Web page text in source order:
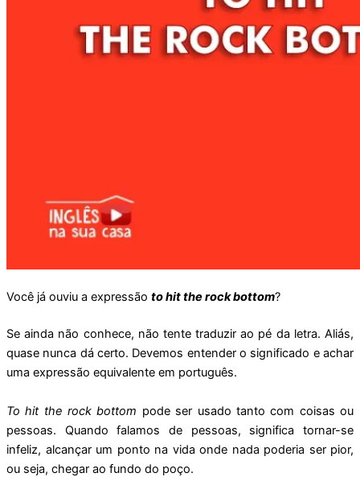
Você já ouviu a expressão to hit the rock bottom?
Se ainda não conhece, não tente traduzir ao pé da letra. Aliás,
quase nunca dá certo. Devemos entender o significado e achar
uma expressão equivalente em português.
To hit the rock bottom pode ser usado tanto com coisas ou
pessoas. Quando falamos de pessoas, significa tornar-se
infeliz, alcançar um ponto na vida onde nada poderia ser pior,
ou seja, chegar ao fundo do poço.